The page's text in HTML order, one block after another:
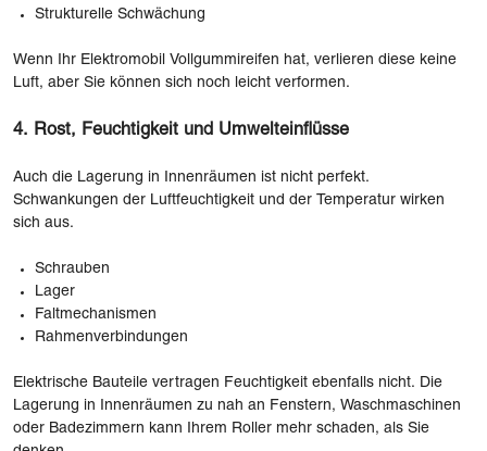
Strukturelle Schwächung
Wenn Ihr Elektromobil Vollgummireifen hat, verlieren diese keine
Luft, aber Sie können sich noch leicht verformen.
4. Rost, Feuchtigkeit und Umwelteinflüsse
Auch die Lagerung in Innenräumen ist nicht perfekt.
Schwankungen der Luftfeuchtigkeit und der Temperatur wirken
sich aus.
Schrauben
Lager
Faltmechanismen
Rahmenverbindungen
Elektrische Bauteile vertragen Feuchtigkeit ebenfalls nicht. Die
Lagerung in Innenräumen zu nah an Fenstern, Waschmaschinen
oder Badezimmern kann Ihrem Roller mehr schaden, als Sie